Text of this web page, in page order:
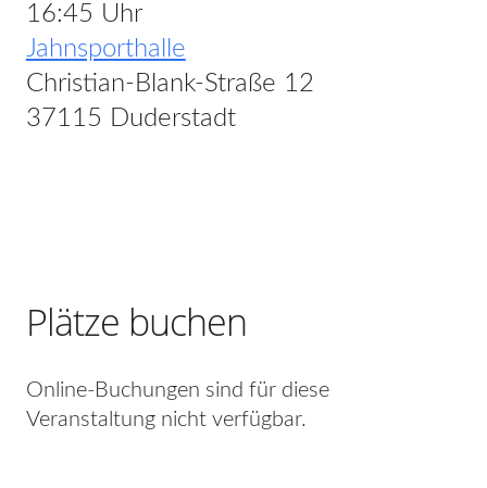
16:45 Uhr
Jahnsporthalle
Christian-Blank-Straße 12
37115 Duderstadt
Plätze buchen
Online-Buchungen sind für diese
Veranstaltung nicht verfügbar.